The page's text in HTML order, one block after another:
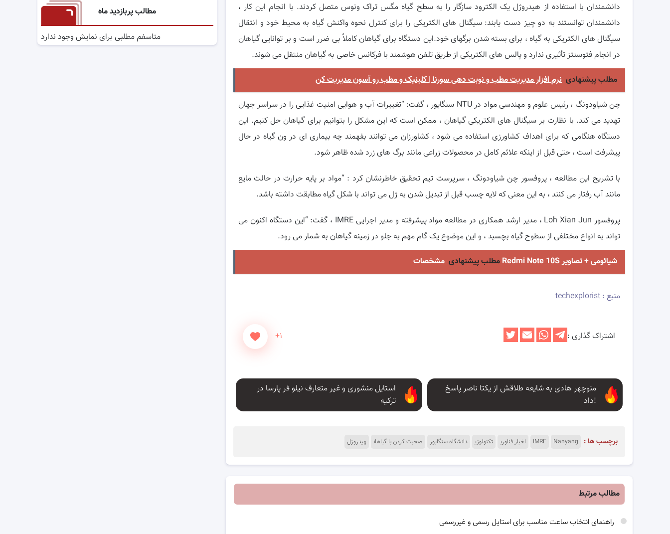
دانشمندان با استفاده از هیدروژل یک الکترود سازگار را به سطح گیاه مگس تراک ونوس متصل کردند. با انجام این کار ،
دانشمندان توانستند به دو چیز دست یابند: سیگنال های الکتریکی را برای کنترل نحوه واکنش گیاه به محیط خود و انتقال
سیگنال های الکتریکی به گیاه ، برای بسته شدن برگهای خود.این دستگاه برای گیاهان کاملاً بی ضرر است و بر توانایی گیاهان
در انجام فتوسنتز تأثیری ندارد و پالس های الکتریکی از طریق تلفن هوشمند با فرکانس خاصی به گیاهان منتقل می شوند.
مطلب پیشنهادی نرم افزار مدیریت مطب و نوبت دهی سورنا | کلینیک و مطب رو آسون مدیریت کن
چن شیاودونگ ، رئیس علوم و مهندسی مواد در NTU سنگاپور ، گفت: “تغییرات آب و هوایی امنیت غذایی را در سراسر جهان
تهدید می کند. با نظارت بر سیگنال های الکتریکی گیاهان ، ممکن است که این مشکل را بتوانیم برای گیاهان حل کنیم. این
دستگاه هنگامی که برای اهداف کشاورزی استفاده می شود ، کشاورزان می توانند بفهمند چه بیماری ای در ون گیاه در حال
پیشرفت است ، حتی قبل از اینکه علائم کامل در محصولات زراعی مانند برگ های زرد شده ظاهر شود.
با تشریح این مطالعه ، پروفسور چن شیاودونگ ، سرپرست تیم تحقیق خاطرنشان کرد : “مواد بر پایه حرارت در حالت مایع
مانند آب رفتار می کنند ، به این معنی که لایه چسب قبل از تبدیل شدن به ژل می تواند با شکل گیاه مطابقت داشته باشد.
پروفسور Loh Xian Jun ، مدیر ارشد همکاری در مطالعه مواد پیشرفته و مدیر اجرایی IMRE ، گفت: “این دستگاه اکنون می
تواند به انواع مختلفی از سطوح گیاه بچسبد ، و این موضوع یک گام مهم به جلو در زمینه گیاهان به شمار می رود.
مطلب پیشنهادی
مشخصات Redmi Note 10S شیائومی + تصاویر
منبع : techexplorist
+۱ اشتراک گذاری :
استایل منشوری و غیر متعارف نیلو فر پارسا در
ترکیه
منوچهر هادی به شایعه طلاقش از یکتا ناصر پاسخ
داد!
برچسب ها : IMRE Nanyang اخبار فناوری تکنولوژی دانشگاه سنگاپور صحبت کردن با گیاهان هیدروژل
مطالب مرتبط
راهنمای انتخاب ساعت مناسب برای استایل رسمی و غیررسمی
مطالب پربازدید ماه
متاسفم مطلبی برای نمایش وجود ندارد